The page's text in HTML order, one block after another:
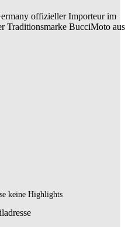
offizieller Importeur im
Traditionsmarke BucciMoto aus
keine Highlights